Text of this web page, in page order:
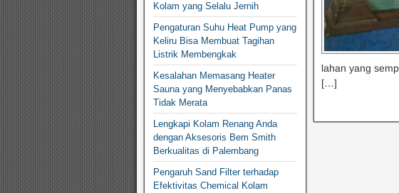
lahan yang
[…]
Kolam yang Selalu Jernih
Pengaturan Suhu Heat Pump yang
Keliru Bisa Membuat Tagihan
Listrik Membengkak
Kesalahan Memasang Heater
Sauna yang Menyebabkan Panas
Tidak Merata
Lengkapi Kolam Renang Anda
dengan Aksesoris Bem Smith
Berkualitas di Palembang
Pengaruh Sand Filter terhadap
Efektivitas Chemical Kolam